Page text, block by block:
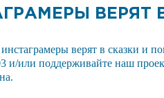
ВЕРЯТ
верят в сказки и
и/или поддерживайте наш